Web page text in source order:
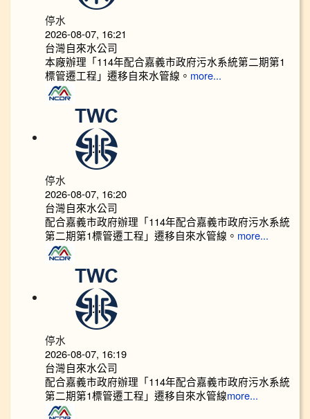
停水
2026-08-07, 16:21
台灣自來水公司
本廠辦理「114年配合嘉義市政府污水系統第二期第1
標管遷工程」遷移自來水管線。 more...
停水
2026-08-07, 16:20
台灣自來水公司
配合嘉義市政府辦理「114年配合嘉義市政府污水系統
第二期第1標管遷工程」遷移自來水管線。 more...
停水
2026-08-07, 16:19
台灣自來水公司
配合嘉義市政府辦理「114年配合嘉義市政府污水系統
第二期第1標管遷工程」遷移自來水管線more...